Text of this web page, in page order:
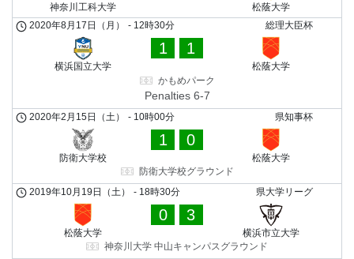
神奈川工科大学
松蔭大学
総理大臣杯
2020年8月17日（月） - 12時30分
横浜国立大学
1 1
松蔭大学
かもめパーク
Penalties 6-7
県知事杯
2020年2月15日（土） - 10時00分
防衛大学校
1 0
松蔭大学
防衛大学校グラウンド
県大学リーグ
2019年10月19日（土） - 18時30分
松蔭大学
0 3
横浜市立大学
神奈川大学 中山キャンパスグラウンド